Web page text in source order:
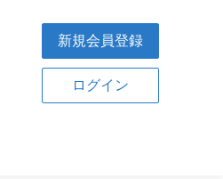
新規会員登録
ログイン